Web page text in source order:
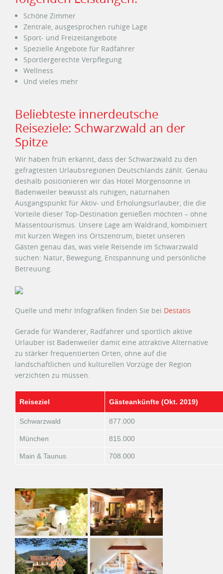
Schöne Zimmer
Zentrale, ausgesprochen ruhige Lage
Sport- und Freizeitangebote
Spezielle Angebote für Radfahrer
Sportlergerechte Verpflegung
Wellness
Und vieles mehr
Beliebteste innerdeutsche
Reiseziele: Schwarzwald an der
Spitze
Wir haben früh erkannt, dass der Schwarzwald zu den
gefragtesten Urlaubsregionen Deutschlands zählt. Genau
deshalb positionieren wir das Hotel Morgensonne in
Badenweiler bewusst als ruhigen, naturnahen
Ausgangspunkt für Aktiv- und Erholungsurlauber, die die
Vorteile dieser Top-Destination genießen möchten – ohne
Massentourismus. Unsere Lage am Waldrand, kombiniert
mit kurzen Wegen ins Ortszentrum, bietet unseren
Gästen genau das, was viele Reisende im Schwarzwald
suchen: Natur, Bewegung, Entspannung und persönliche
Betreuung.
Quelle und mehr Infografiken finden Sie bei Destatis
Gerade für Wanderer, Radfahrer und sportlich aktive
Urlauber ist Badenweiler damit eine attraktive Alternative
zu stärker frequentierten Orten, ohne auf die
landschaftlichen und kulturellen Vorzüge der Region
verzichten zu müssen.
Reiseziel Gästeankünfte (Okt. 2019)
Schwarzwald 877.000
München 815.000
Main & Taunus 708.000